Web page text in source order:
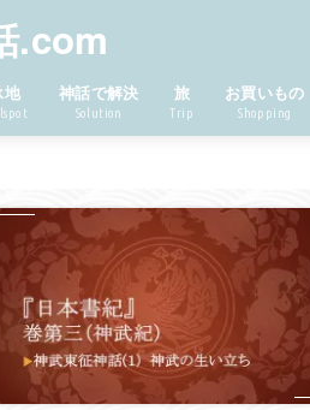
.com
地 神話で解決
Solution
旅
Trip
お買いもの
Shopping